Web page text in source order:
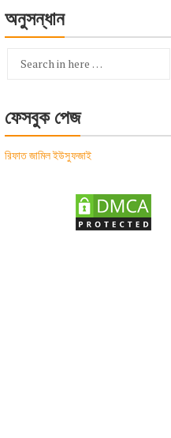
অনুসন্ধান
Search
ফেসবুক পেজ
রিফাত জামিল ইউসুফজাই